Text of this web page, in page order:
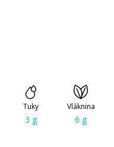
Tuky
3 g
Vláknina
6 g